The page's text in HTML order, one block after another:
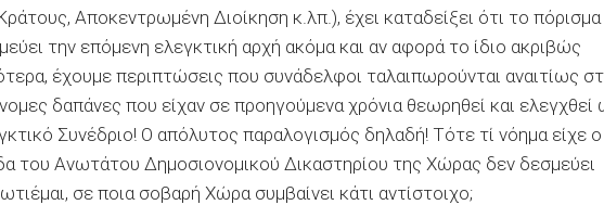
Αποκεντρωμένη Διοίκηση κ.λπ.), έχει καταδείξει ότι το πόρισμα
την επόμενη ελεγκτική αρχή ακόμα και αν αφορά το ίδιο ακριβώς
έχουμε περιπτώσεις που συνάδελφοι ταλαιπωρούνται αναιτίως
δαπάνες που είχαν σε προηγούμενα χρόνια θεωρηθεί και ελεγχθεί
Συνέδριο! Ο απόλυτος παραλογισμός δηλαδή! Τότε τί νόημα είχε ο
του Ανωτάτου Δημοσιονομικού Δικαστηρίου της Χώρας δεν δεσμεύει
σε ποια σοβαρή Χώρα συμβαίνει κάτι αντίστοιχο;